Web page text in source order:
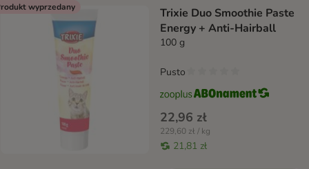
wyprzedany
Trixie Duo Smoothie Paste
Energy + Anti-Hairball
100 g
22,96 zł
229,60 zł / kg
21,81 zł
Pusto